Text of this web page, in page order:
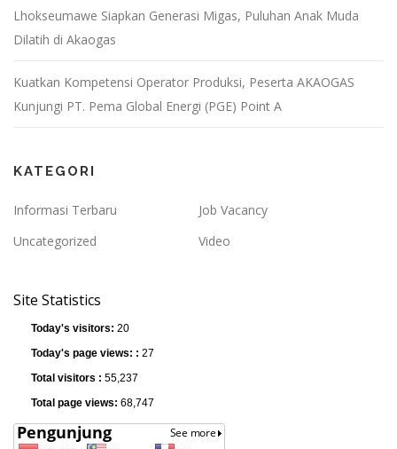
Lhokseumawe Siapkan Generasi Migas, Puluhan Anak Muda
Dilatih di Akaogas
Kuatkan Kompetensi Operator Produksi, Peserta AKAOGAS
Kunjungi PT. Pema Global Energi (PGE) Point A
KATEGORI
Informasi Terbaru
Job Vacancy
Uncategorized
Video
Site Statistics
Today's visitors: 20
Today's page views: : 27
Total visitors : 55,237
Total page views: 68,747